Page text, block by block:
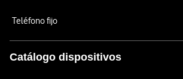
Teléfono fijo
Catálogo dispositivos